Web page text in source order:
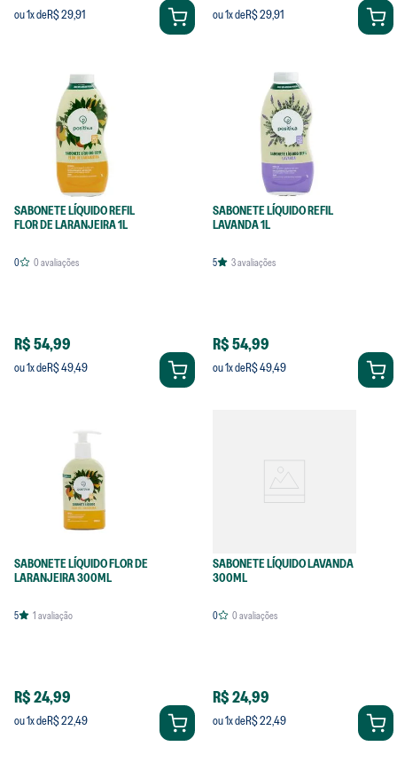
ou1x deR$ 29,91 ou1x deR$ 29,91
SABONETE LÍQUIDO REFIL
FLOR DE LARANJEIRA 1L
0 0avaliações
R$ 54,99
ou1x deR$ 49,49
SABONETE LÍQUIDO REFIL
LAVANDA 1L
5 3avaliações
R$ 54,99
ou1x deR$ 49,49
SABONETE LÍQUIDO FLOR DE
LARANJEIRA 300ML
5 1 avaliação
R$ 24,99
ou1x deR$ 22,49
SABONETE LÍQUIDO LAVANDA
300ML
0 0avaliações
R$ 24,99
ou1x deR$ 22,49